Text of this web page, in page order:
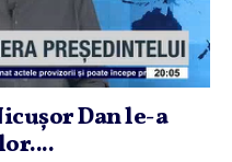
Dan le-a